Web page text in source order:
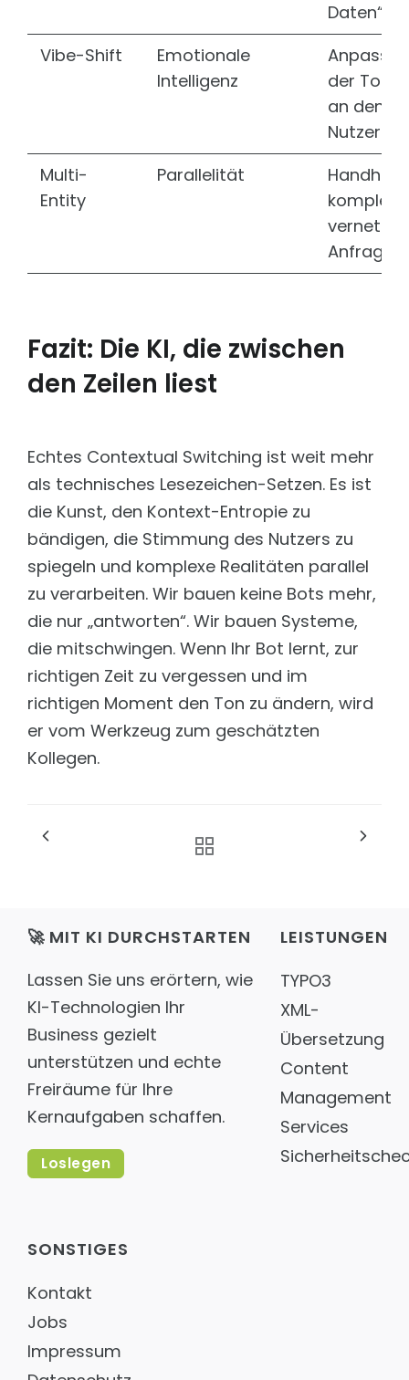
Daten“.
Vibe-Shift
Emotionale
Intelligenz
der
an den
Multi-
Entity
Parallelität
Anfragen.
Fazit: Die KI, die zwischen
den Zeilen liest
Echtes Contextual Switching ist weit mehr
als technisches Lesezeichen-Setzen. Es ist
die Kunst, den Kontext-Entropie zu
bändigen, die Stimmung des Nutzers zu
spiegeln und komplexe Realitäten parallel
zu verarbeiten. Wir bauen keine Bots mehr,
die nur „antworten“. Wir bauen Systeme,
die mitschwingen. Wenn Ihr Bot lernt, zur
richtigen Zeit zu vergessen und im
richtigen Moment den Ton zu ändern, wird
er vom Werkzeug zum geschätzten
Kollegen.
🚀 MIT KI DURCHSTARTEN
Lassen Sie uns erörtern, wie
KI-Technologien Ihr
Business gezielt
unterstützen und echte
Freiräume für Ihre
Kernaufgaben schaffen.
Loslegen
SONSTIGES
Kontakt
Jobs
Impressum
LEISTUNGEN
TYPO3
XML-
Übersetzung
Content
Management
Services